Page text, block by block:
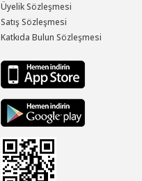
Üyelik Sözleşmesi
Satış Sözleşmesi
Katkıda Bulun Sözleşmesi